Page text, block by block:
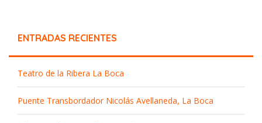
ENTRADAS RECIENTES
Teatro de la Ribera La Boca
Puente Transbordador Nicolás Avellaneda, La Boca